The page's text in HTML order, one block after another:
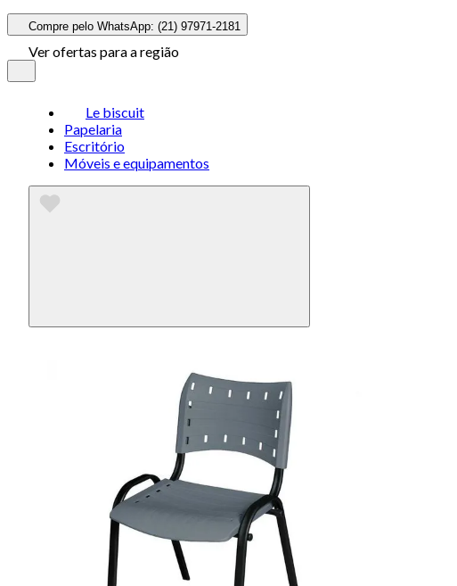
Compre pelo WhatsApp: (21) 97971-2181
Ver ofertas para a região
Le biscuit
Papelaria
Escritório
Móveis e equipamentos